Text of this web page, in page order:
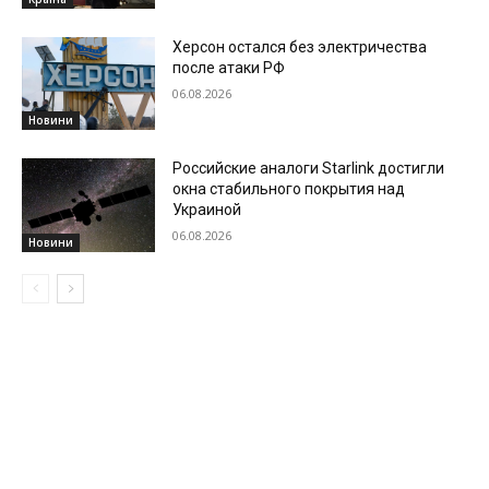
Новини
Херсон остался без электричества
после атаки РФ
06.08.2026
Новини
Российские аналоги Starlink достигли
окна стабильного покрытия над
Украиной
06.08.2026